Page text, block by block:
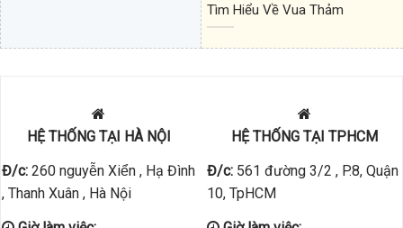
Tìm Hiểu Về Vua Thảm
HỆ THỐNG TẠI HÀ NỘI
Đ/c:260 nguyễn Xiển , Hạ Đình
, Thanh Xuân , Hà Nội
HỆ THỐNG TẠI TPHCM
Đ/c:561 đường 3/2 , P.8, Quận
10, TpHCM